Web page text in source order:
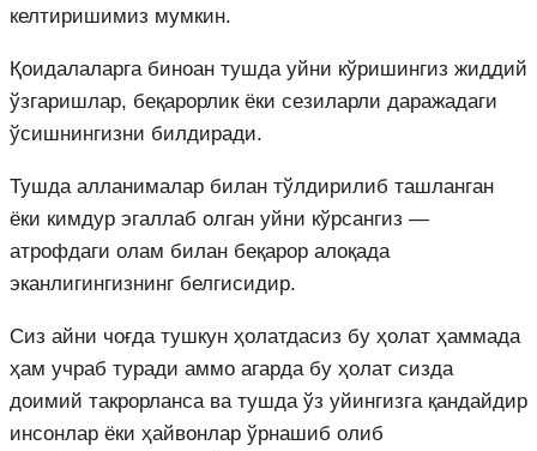
келтиришимиз мумкин.
Қоидалаларга биноан тушда уйни кўришингиз жиддий
ўзгаришлар, беқарорлик ёки сезиларли даражадаги
ўсишнингизни билдиради.
Тушда алланималар билан тўлдирилиб ташланган
ёки кимдур эгаллаб олган уйни кўрсангиз —
атрофдаги олам билан беқарор алоқада
эканлигингизнинг белгисидир.
Сиз айни чоғда тушкун ҳолатдасиз бу ҳолат ҳаммада
ҳам учраб туради аммо агарда бу ҳолат сизда
доимий такрорланса ва тушда ўз уйингизга қандайдир
инсонлар ёки ҳайвонлар ўрнашиб олиб